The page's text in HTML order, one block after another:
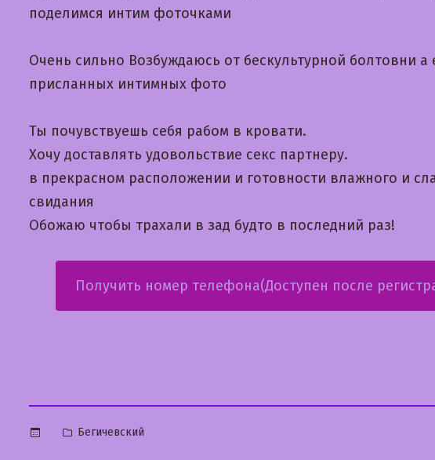
поделимся интим фоточками
Очень сильно Возбуждаюсь от бескультурной болтовни а
присланных интимных фото
Ты почувствуешь себя рабом в кровати.
Хочу доставлять удовольствие секс партнеру.
в прекрасном расположении и готовности влажного и
свидания
Обожаю чтобы трахали в зад будто в последний раз!
Получить номер телефона(Доступен после
Опубликовано
Бегичевский